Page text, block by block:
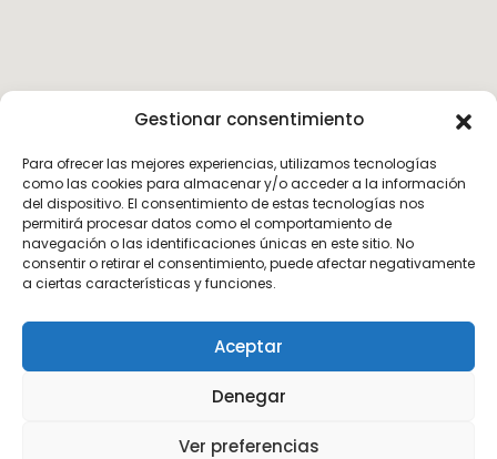
Gestionar consentimiento
Para ofrecer las mejores experiencias, utilizamos tecnologías
como las cookies para almacenar y/o acceder a la información
del dispositivo. El consentimiento de estas tecnologías nos
permitirá procesar datos como el comportamiento de
navegación o las identificaciones únicas en este sitio. No
consentir o retirar el consentimiento, puede afectar negativamente
a ciertas características y funciones.
Aceptar
Denegar
Ver preferencias